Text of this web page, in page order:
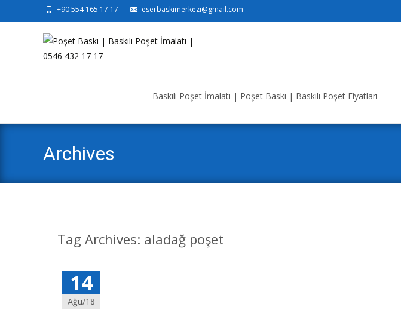
+90 554 165 17 17 eserbaskimerkezi@gmail.com
Baskılı Poşet İmalatı | Poşet Baskı | Baskılı Poşet Fiyatları
Archives
Tag Archives: aladağ poşet
14
Ağu/18